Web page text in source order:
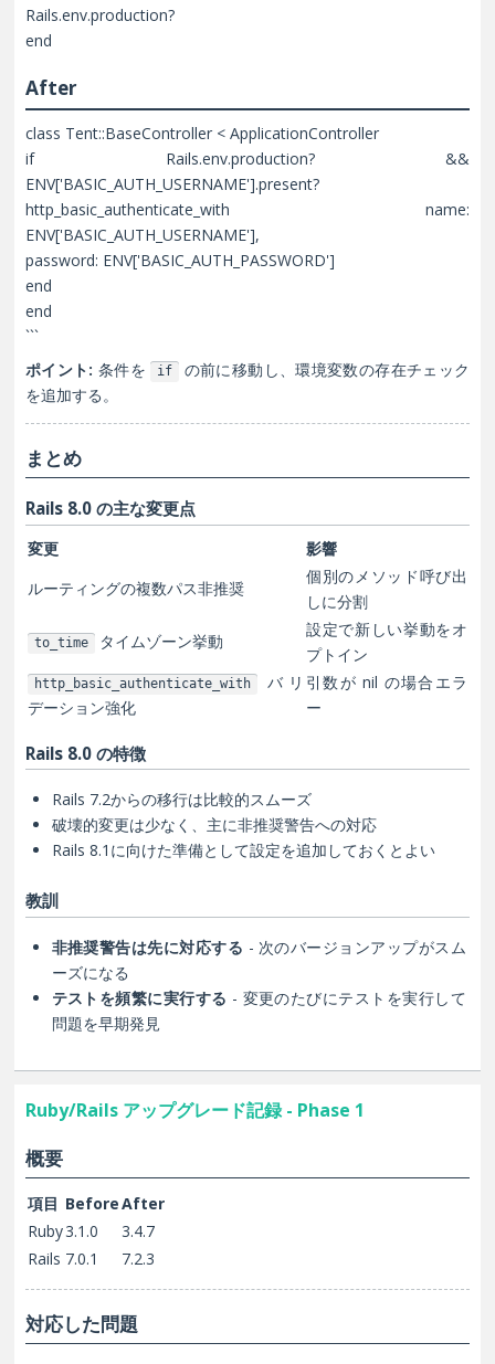
Rails.env.production?
end
After
class Tent::BaseController < ApplicationController
if Rails.env.production? &&
ENV['BASIC_AUTH_USERNAME'].present?
http_basic_authenticate_with name:
ENV['BASIC_AUTH_USERNAME'],
password: ENV['BASIC_AUTH_PASSWORD']
end
end
```
ポイント: 条件を if
の前に移動し、環境変数の存在チェック
を追加する。
まとめ
Rails 8.0 の主な変更点
変更
影響
ルーティングの複数パス非推奨
個別のメソッド呼び出
しに分割
to_time タイムゾーン挙動
設定で新しい挙動をオ
プトイン
http_basic_authenticate_with
バリ
デーション強化
引数が nil の場合エラ
ー
Rails 8.0 の特徴
Rails 7.2からの移行は比較的スムーズ
破壊的変更は少なく、主に非推奨警告への対応
Rails 8.1に向けた準備として設定を追加しておくとよい
教訓
非推奨警告は先に対応する - 次のバージョンアップがスム
ーズになる
テストを頻繁に実行する - 変更のたびにテストを実行して
問題を早期発見
Ruby/Rails アップグレード記録 - Phase 1
概要
項目 BeforeAfter
Ruby3.1.0
3.4.7
Rails 7.0.1 7.2.3
対応した問題